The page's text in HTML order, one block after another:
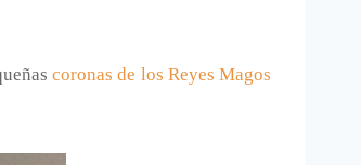
coronas de los Reyes Magos